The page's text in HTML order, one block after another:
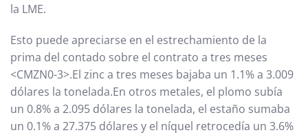
la LME.
Esto puede apreciarse en el estrechamiento de la
prima del contado sobre el contrato a tres meses
<CMZN0-3>.El zinc a tres meses bajaba un 1.1% a 3.009
dólares la tonelada.En otros metales, el plomo subía
un 0.8% a 2.095 dólares la tonelada, el estaño sumaba
un 0.1% a 27.375 dólares y el níquel retrocedía un 3.6%